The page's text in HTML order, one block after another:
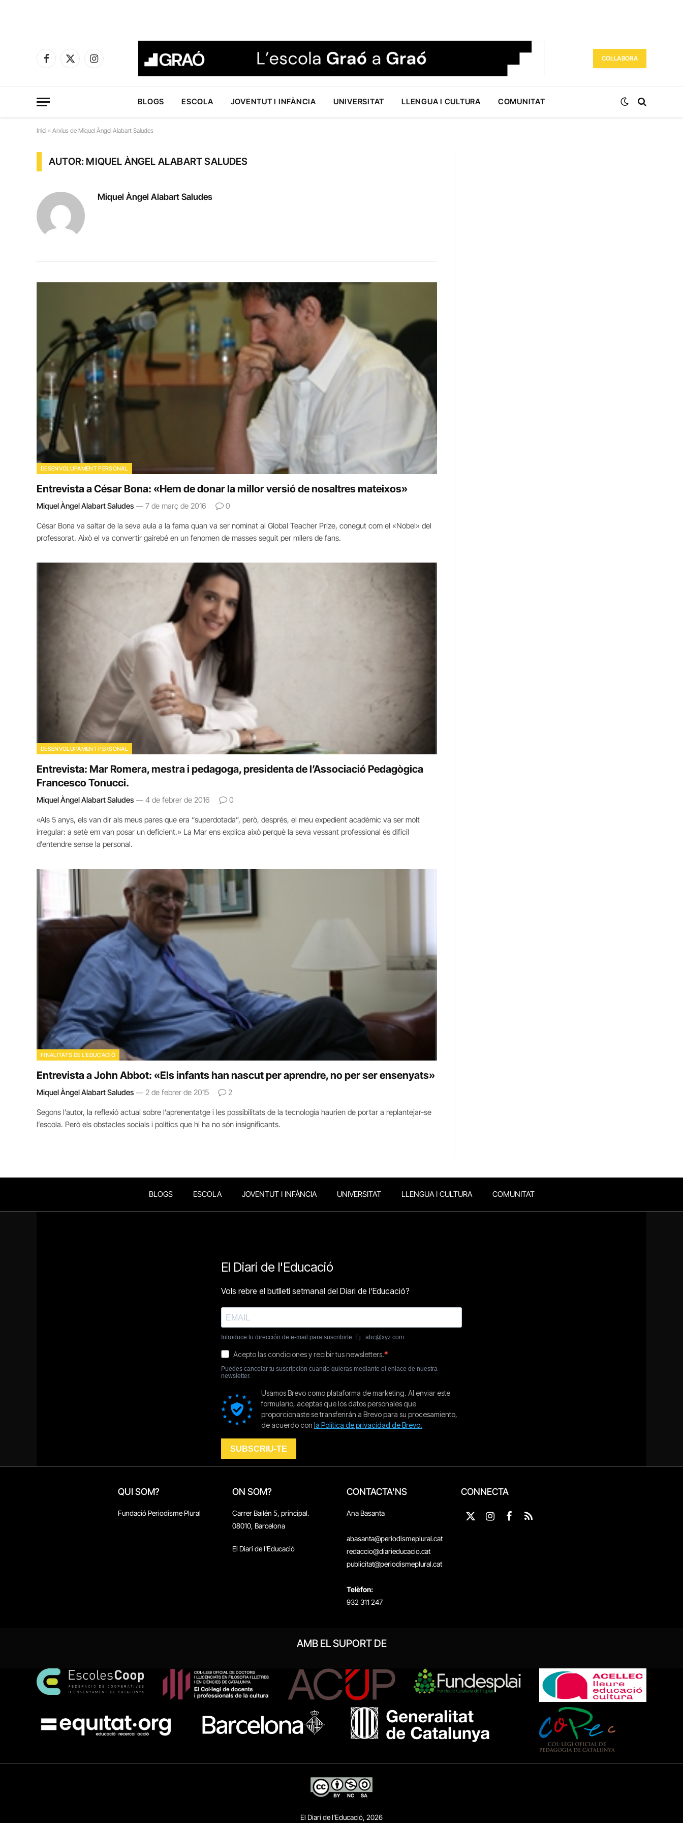
Facebook
X
Instagram
COL·LABORA
BLOGS ESCOLA JOVENTUT I INFÀNCIA UNIVERSITAT LLENGUA I CULTURA COMUNITAT
Inici » Arxius de Miquel Àngel Alabart Saludes
AUTOR: MIQUEL ÀNGEL ALABART SALUDES
Miquel Àngel Alabart Saludes
DESENVOLUPAMENT PERSONAL
Entrevista a César Bona: «Hem de donar la millor versió de nosaltres mateixos»
Miquel Àngel Alabart Saludes 7 de març de 2016 0
César Bona va saltar de la seva aula a la fama quan va ser nominat al Global Teacher Prize, conegut com el «Nobel» del
professorat. Això el va convertir gairebé en un fenomen de masses seguit per milers de fans.
DESENVOLUPAMENT PERSONAL
Entrevista: Mar Romera, mestra i pedagoga, presidenta de l’Associació Pedagògica
Francesco Tonucci.
Miquel Àngel Alabart Saludes 4 de febrer de 2016 0
«Als 5 anys, els van dir als meus pares que era “superdotada”, però, després, el meu expedient acadèmic va ser molt
irregular: a setè em van posar un deficient.» La Mar ens explica això perquè la seva vessant professional és difícil
d’entendre sense la personal.
FINALITATS DE L'EDUCACIÓ
Entrevista a John Abbot: «Els infants han nascut per aprendre, no per ser ensenyats»
Miquel Àngel Alabart Saludes 2 de febrer de 2015 2
Segons l’autor, la reflexió actual sobre l’aprenentatge i les possibilitats de la tecnologia haurien de portar a replantejar-se
l’escola. Però els obstacles socials i polítics que hi ha no són insignificants.
BLOGS ESCOLA JOVENTUT I INFÀNCIA UNIVERSITAT LLENGUA I CULTURA COMUNITAT
QUI SOM?
Fundació Periodisme Plural
ON SOM?
Carrer Bailén 5, principal.
08010, Barcelona
El Diari de l'Educació
CONTACTA'NS
Ana Basanta
abasanta@periodismeplural.cat
redaccio@diarieducacio.cat
publicitat@periodismeplural.cat
Telèfon:
932 311 247
CONNECTA
X
InstagramFacebook
RSS
AMB EL SUPORT DE
El Diari de l’Educació, 2026